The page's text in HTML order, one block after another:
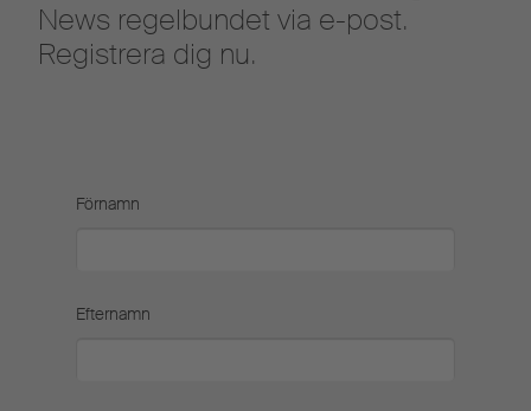
News regelbundet via e-post.
Registrera dig nu.
Förnamn
Efternamn